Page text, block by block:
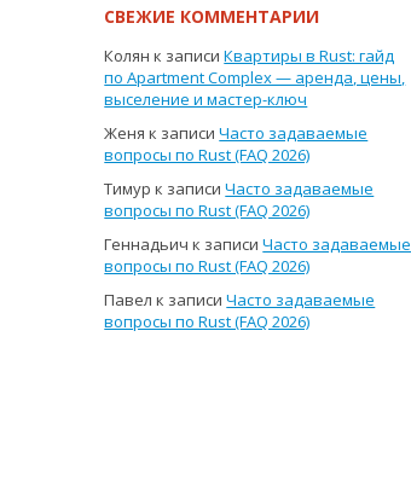
СВЕЖИЕ КОММЕНТАРИИ
Колян к записиКвартиры в Rust: гайд
по Apartment Complex — аренда, цены,
выселение и мастер-ключ
Женя к записиЧасто задаваемые
вопросы по Rust (FAQ 2026)
Тимур к записиЧасто задаваемые
вопросы по Rust (FAQ 2026)
Геннадьич к записиЧасто задаваемые
вопросы по Rust (FAQ 2026)
Павел к записиЧасто задаваемые
вопросы по Rust (FAQ 2026)